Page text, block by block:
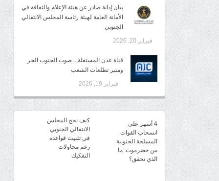
بيان إدانة صادر عن هيئة الإعلام والثقافة في
الأمانة العامة لهيئة رئاسة المجلس الانتقالي
الجنوبي
فبراير 20, 2026
قناة عدن المستقلة .. صوت الجنوب الحر
ومنبر تطلعات الشعب
فبراير 19, 2026
4 أشهر على
انسحاب القوات
المسلحة الجنوبية
من حضرموت: ما
الذي تحقق؟
كيف نجح المجلس
الانتقالي الجنوبي
في تثبيت قواعده
رغم محاولات
التفكيك